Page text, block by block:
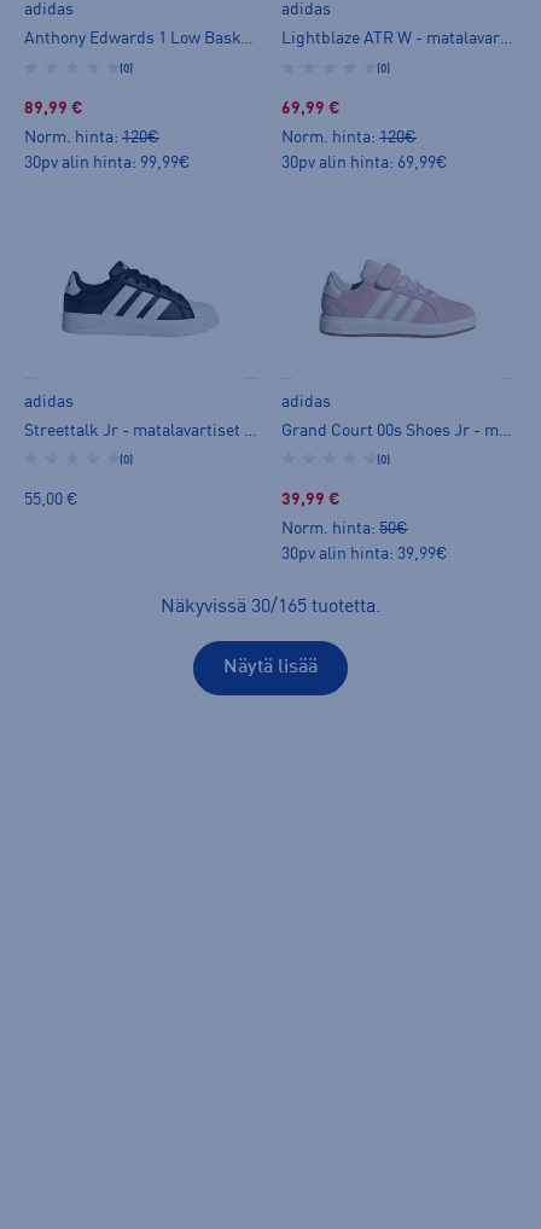
adidas
Anthony Edwards 1 Low Basketball - matalavartiset tennarit
(0)
89,99 €
Norm. hinta: 120€
30pv alin hinta: 99,99€
adidas
Lightblaze ATR W - matalavartiset tennarit
(0)
69,99 €
Norm. hinta: 120€
30pv alin hinta: 69,99€
adidas
(0)
55,00 €
adidas
(0)
39,99 €
Norm. hinta: 50€
30pv alin hinta: 39,99€
Näkyvissä 30/165 tuotetta.
Näytä lisää